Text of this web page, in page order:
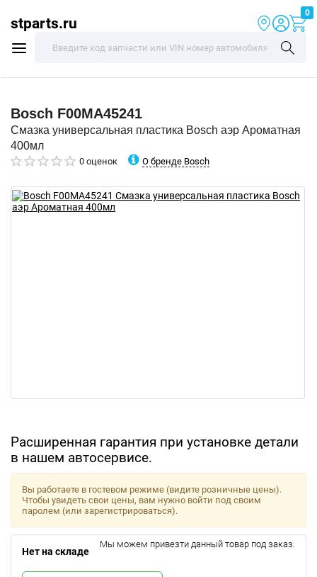
stparts.ru
0
Bosch F00MA45241
Смазка универсальная пластика Bosch аэр Ароматная
400мл
0 оценок О бренде Bosch
Расширенная гарантия при установке детали
в нашем автосервисе.
Вы работаете в гостевом режиме (видите розничные цены).
Чтобы увидеть свои цены, вам нужно войти под своим
паролем (или зарегистрироваться).
Нет на складе
Мы можем привезти данный товар под заказ.